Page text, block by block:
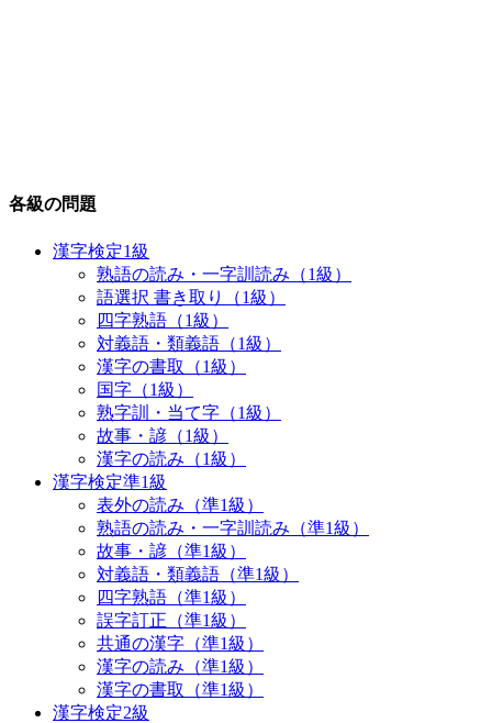
各級の問題
漢字検定1級
熟語の読み・一字訓読み（1級）
語選択 書き取り（1級）
四字熟語（1級）
対義語・類義語（1級）
漢字の書取（1級）
国字（1級）
熟字訓・当て字（1級）
故事・諺（1級）
漢字の読み（1級）
漢字検定準1級
表外の読み（準1級）
熟語の読み・一字訓読み（準1級）
故事・諺（準1級）
対義語・類義語（準1級）
四字熟語（準1級）
誤字訂正（準1級）
共通の漢字（準1級）
漢字の読み（準1級）
漢字の書取（準1級）
漢字検定2級